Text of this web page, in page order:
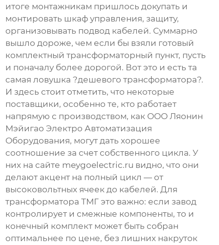
итоге монтажникам пришлось докупать и
монтировать шкаф управления, защиту,
организовывать подвод кабелей. Суммарно
вышло дороже, чем если бы взяли готовый
комплектный трансформаторный пункт, пусть
и поначалу более дорогой. Вот это и есть та
самая ловушка ?дешевого трансформатора?.
И здесь стоит отметить, что некоторые
поставщики, особенно те, кто работает
напрямую с производством, как ООО Ляонин
Мэйигао Электро Автоматизация
Оборудования, могут дать хорошее
соотношение за счет собственного цикла. У
них на сайте meygoelectric.ru видно, что они
делают акцент на полный цикл — от
высоковольтных ячеек до кабелей. Для
трансформатора ТМГ это важно: если завод
контролирует и смежные компоненты, то и
конечный комплект может быть собран
оптимальнее по цене, без лишних накруток